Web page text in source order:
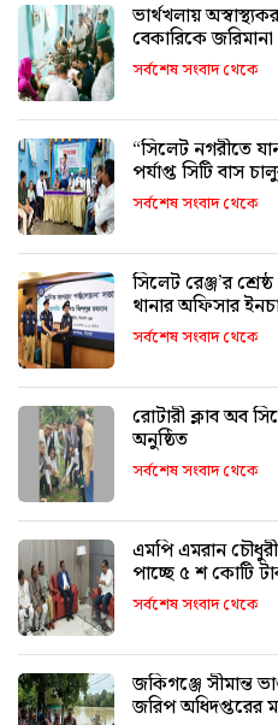
ভার্থখলায় অস্বাস্থ্যকর
বেকারিকে জরিমানা
সর্বশেষ সংবাদ থেকে
“সিলেট নগরীতে
পর্যাপ্ত সিটি বাস
সর্বশেষ সংবাদ থেকে
সিলেট রেঞ্জ’র
থানার অফিসার
সর্বশেষ সংবাদ থেকে
রোটারী ক্লাব অব
অনুষ্ঠিত
সর্বশেষ সংবাদ থেকে
এমপি এমরান
পাচ্ছে ৫ শ কোটি
সর্বশেষ সংবাদ থেকে
জকিগঞ্জে সীমান্ত
জরিপ অধিদপ্তরের